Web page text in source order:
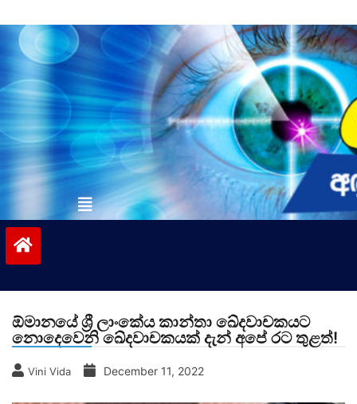
to
contentvinivida.lk
ඕමානයේ ශ්‍රී ලාංකේය කාන්තා ඛේදවාචකයට
නොදෙවෙනි ඛේදවාචකයක් දැන් අපේ රට තුළත්!
Vini Vida December 11, 2022